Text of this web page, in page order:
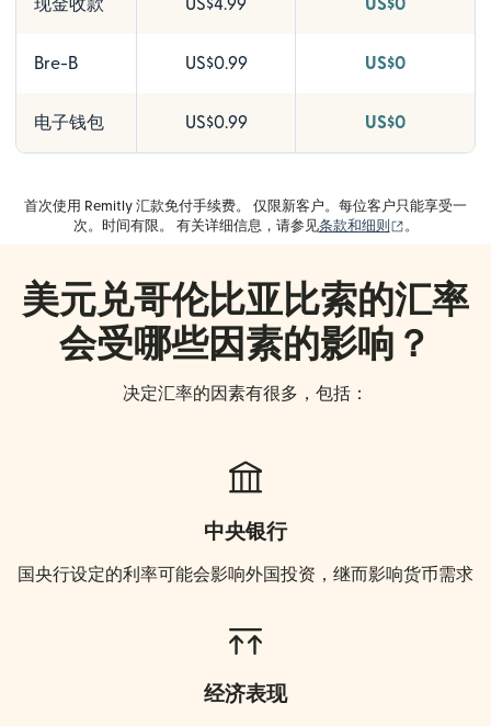
现金收款 US$4.99 US$0
Bre-B US$0.99 US$0
电子钱包 US$0.99 US$0
首次使用 Remitly 汇款免付手续费。 仅限新客户。每位客户只能享受一
次。时间有限。 有关详细信息，请参见条款和细则 （在新窗口中
。
美元兑哥伦比亚比索的汇率
会受哪些因素的影响？
决定汇率的因素有很多，包括：
中央银行
国央行设定的利率可能会影响外国投资，继而影响货币需求
经济表现